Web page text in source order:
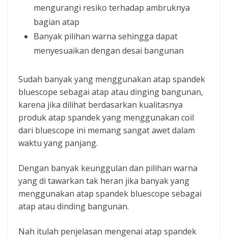
mengurangi resiko terhadap ambruknya
bagian atap
Banyak pilihan warna sehingga dapat
menyesuaikan dengan desai bangunan
Sudah banyak yang menggunakan atap spandek
bluescope sebagai atap atau dinging bangunan,
karena jika dilihat berdasarkan kualitasnya
produk atap spandek yang menggunakan coil
dari bluescope ini memang sangat awet dalam
waktu yang panjang.
Dengan banyak keunggulan dan pilihan warna
yang di tawarkan tak heran jika banyak yang
menggunakan atap spandek bluescope sebagai
atap atau dinding bangunan.
Nah itulah penjelasan mengenai atap spandek